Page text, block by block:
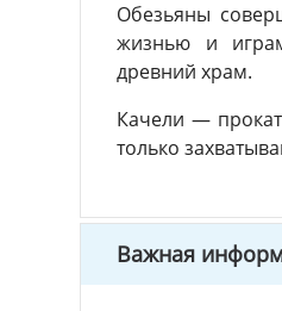
Обезьяны
жизнью и
древний храм.
Качели —
только
Важная